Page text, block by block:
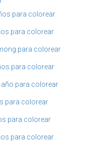
para colorear
para colorear
para colorear
para colorear
para colorear
para colorear
para colorear
para colorear